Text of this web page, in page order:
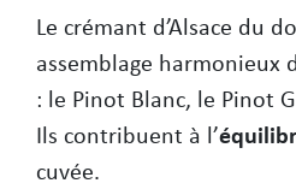
Le crémant d’Alsace du
assemblage harmonieux
: le Pinot Blanc, le Pinot
Ils contribuent à l’
cuvée.